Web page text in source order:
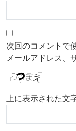
次回のコメントで
メールアドレス、
上に表示された文